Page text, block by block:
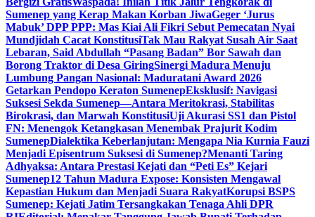
Sumenep yang Kerap Makan Korban JiwaGeger ‘Jurus
Mabuk’ DPP PPP: Mas Kiai Ali Fikri Sebut Pemecatan Nyai
Mundjidah Cacat KonstitusiTak Mau Rakyat Susah Air Saat
Lebaran, Said Abdullah “Pasang Badan” Bor Sawah dan
Borong Traktor di Desa GiringSinergi Madura Menuju
Lumbung Pangan Nasional: Maduratani Award 2026
Getarkan Pendopo Keraton SumenepEksklusif: Navigasi
Suksesi Sekda Sumenep—Antara Meritokrasi, Stabilitas
Birokrasi, dan Marwah KonstitusiUji Akurasi SS1 dan Pistol
FN: Menengok Ketangkasan Menembak Prajurit Kodim
SumenepDialektika Keberlanjutan: Mengapa Nia Kurnia Fauzi
Menjadi Episentrum Suksesi di Sumenep?Menanti Taring
Adhyaksa: Antara Prestasi Kejati dan “Peti Es” Kejari
Sumenep12 Tahun Madura Expose: Konsisten Mengawal
Kepastian Hukum dan Menjadi Suara RakyatKorupsi BSPS
Sumenep: Kejati Jatim Tersangkakan Tenaga Ahli DPR